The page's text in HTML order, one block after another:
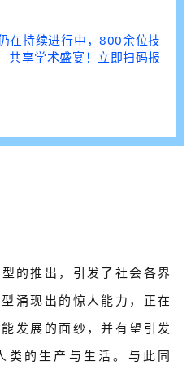
在持续进行中，800余位技
共享学术盛宴！立即扫码报
的推出，引发了社会各界
涌现出的惊人能力，正在
发展的面纱，并有望引发
类的生产与生活。与此同